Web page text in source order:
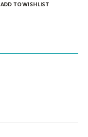
ADD TO WISHLIST